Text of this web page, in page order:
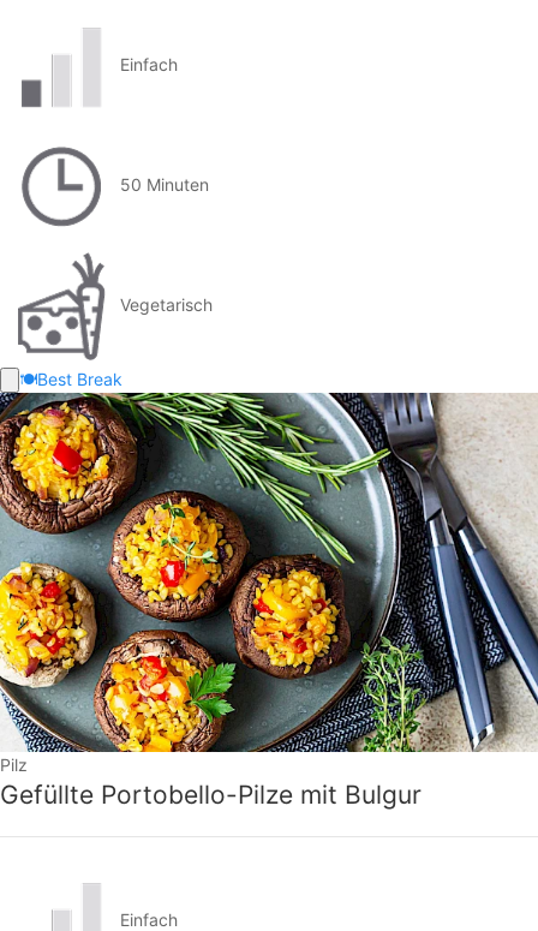
Einfach
50 Minuten
Vegetarisch
🍽️Best Break
Pilz
Gefüllte Portobello-Pilze mit Bulgur
Einfach